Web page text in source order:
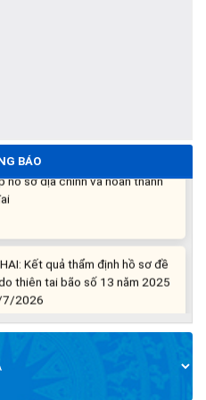
BÁO
lừa đảo thông qua công tác
sơ địa chính và hoàn thành
Kết quả thẩm định hồ sơ đề
thiên tai bão số 13 năm 2025
7/2026
sức khỏe định kỳ, khám